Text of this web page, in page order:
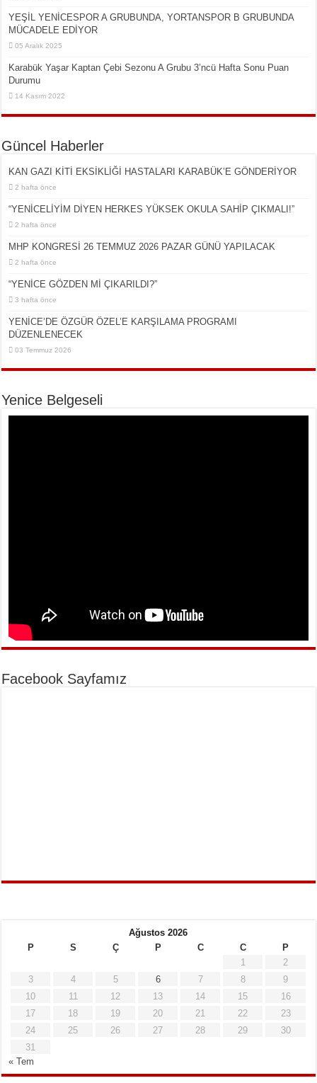
YEŞİL YENİCESPOR A GRUBUNDA, YORTANSPOR B GRUBUNDA
MÜCADELE EDİYOR
05 Aralık 2025
Karabük Yaşar Kaptan Çebi Sezonu A Grubu 3’ncü Hafta Sonu Puan
Durumu
14 Kasım 2022
Güncel Haberler
KAN GAZI KİTİ EKSİKLİĞİ HASTALARI KARABÜK’E GÖNDERİYOR
2 hafta önce
“YENİCELİYİM DİYEN HERKES YÜKSEK OKULA SAHİP ÇIKMALI!”
2 hafta önce
MHP KONGRESİ 26 TEMMUZ 2026 PAZAR GÜNÜ YAPILACAK
2 hafta önce
“YENİCE GÖZDEN Mİ ÇIKARILDI?”
3 hafta önce
YENİCE’DE ÖZGÜR ÖZEL’E KARŞILAMA PROGRAMI
DÜZENLENECEK
03 Temmuz 2026
Yenice Belgeseli
Facebook Sayfamız
Ağustos 2026
P
S Ç P C C
P
1
2
3
4 5 6 7 8
9
10
11 12 13 14 15
16
17
18 19 20 21 22
23
24
25 26 27 28 29
30
31
« Tem